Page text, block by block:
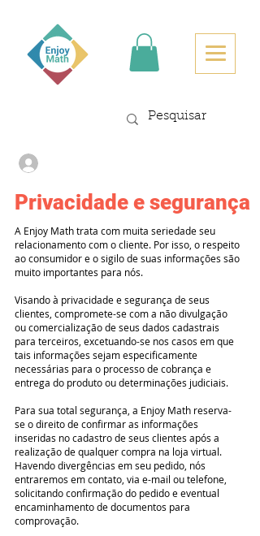
Privacidade e segurança
A Enjoy Math trata com muita seriedade seu
relacionamento com o cliente. Por isso, o respeito
ao consumidor e o sigilo de suas informações são
muito importantes para nós.
Visando à privacidade e segurança de seus
clientes, compromete-se com a não divulgação
ou comercialização de seus dados cadastrais
para terceiros, excetuando-se nos casos em que
tais informações sejam especificamente
necessárias para o processo de cobrança e
entrega do produto ou determinações judiciais.
Para sua total segurança, a Enjoy Math reserva-
se o direito de confirmar as informações
inseridas no cadastro de seus clientes após a
realização de qualquer compra na loja virtual.
Havendo divergências em seu pedido, nós
entraremos em contato, via e-mail ou telefone,
solicitando confirmação do pedido e eventual
encaminhamento de documentos para
comprovação.